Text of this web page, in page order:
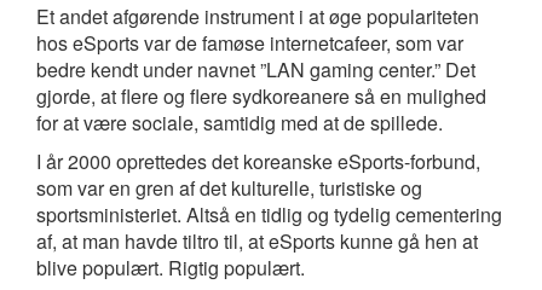
Et andet afgørende instrument i at øge populariteten
hos eSports var de famøse internetcafeer, som var
bedre kendt under navnet ”LAN gaming center.” Det
gjorde, at flere og flere sydkoreanere så en mulighed
for at være sociale, samtidig med at de spillede.
I år 2000 oprettedes det koreanske eSports-forbund,
som var en gren af det kulturelle, turistiske og
sportsministeriet. Altså en tidlig og tydelig cementering
af, at man havde tiltro til, at eSports kunne gå hen at
blive populært. Rigtig populært.